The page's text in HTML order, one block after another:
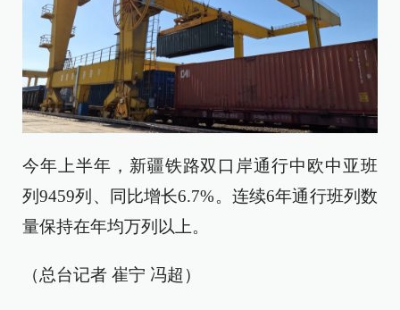
今年上半年，新疆铁路双口岸通行中欧中亚班
列9459列、同比增长6.7%。连续6年通行班列数
量保持在年均万列以上。
（总台记者 崔宁 冯超）